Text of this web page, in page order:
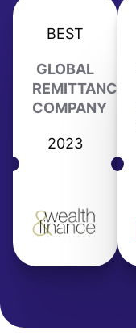
BEST
GLOBAL
REMITTANCE
COMPANY
2023